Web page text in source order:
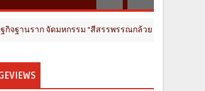
รม "สีสรรพรรณกล้วยไม้ สินค้าเกษตรดี นครปฐมการัน